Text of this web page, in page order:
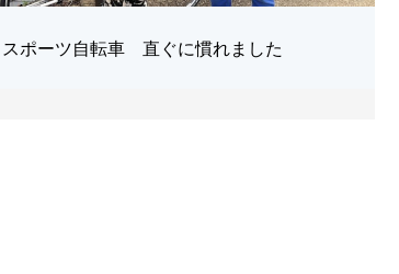
スポーツ自転車 直ぐに慣れました